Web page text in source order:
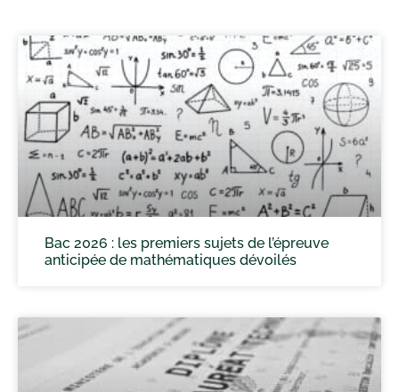
Bac 2026 : les premiers sujets de l’épreuve
anticipée de mathématiques dévoilés